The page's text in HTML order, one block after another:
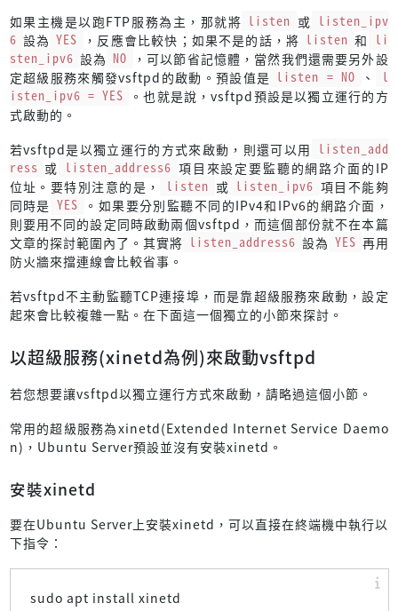
如果主機是以跑FTP服務為主，那就將 listen 或 listen_ipv
6 設為 YES ，反應會比較快；如果不是的話，將 listen 和 li
sten_ipv6 設為 NO
，可以節省記憶體，當然我們還需要另外設
定超級服務來觸發vsftpd的啟動。預設值是 listen = NO 、
l
isten_ipv6 = YES
。也就是說，vsftpd預設是以獨立運行的方
式啟動的。
若vsftpd是以獨立運行的方式來啟動，則還可以用 listen_add
ress 或 listen_address6 項目來設定要監聽的網路介面的IP
位址。要特別注意的是，
listen 或 listen_ipv6 項目不能夠
同時是 YES
。如果要分別監聽不同的IPv4和IPv6的網路介面，
則要用不同的設定同時啟動兩個vsftpd，而這個部份就不在本篇
文章的探討範圍內了。其實將 listen_address6 設為 YES 再用
防火牆來擋連線會比較省事。
若vsftpd不主動監聽TCP連接埠，而是靠超級服務來啟動，設定
起來會比較複雜一點。在下面這一個獨立的小節來探討。
以超級服務(xinetd為例)來啟動vsftpd
若您想要讓vsftpd以獨立運行方式來啟動，請略過這個小節。
常用的超級服務為xinetd(Extended Internet Service Daemo
n)，Ubuntu Server預設並沒有安裝xinetd。
安裝xinetd
要在Ubuntu Server上安裝xinetd，可以直接在終端機中執行以
下指令：
sudo apt install xinetd